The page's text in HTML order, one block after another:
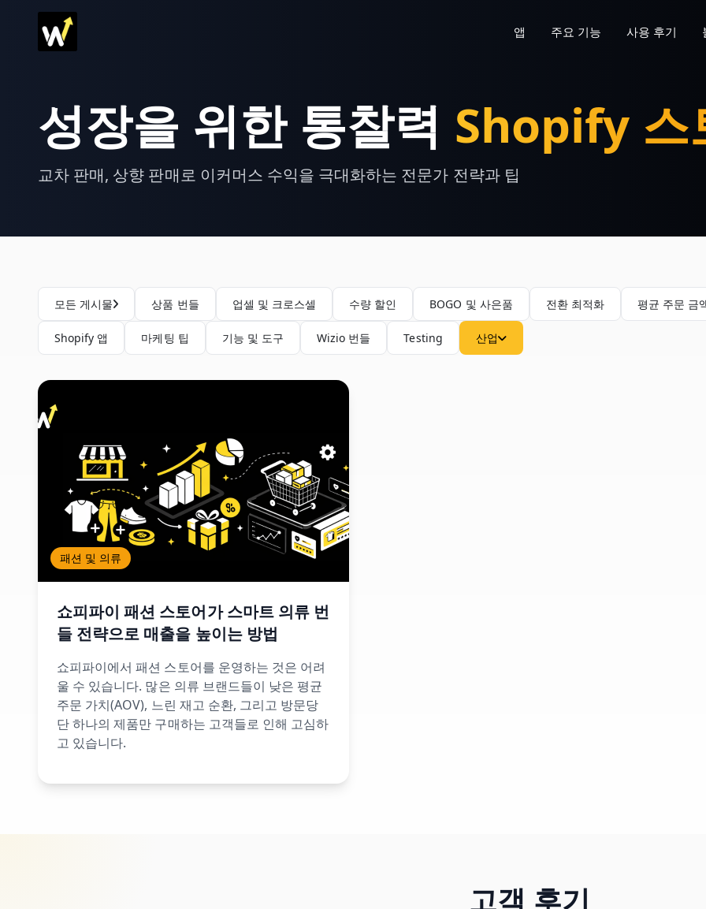
앱 주요 기능 사용 후기
성장을 위한 통찰력 Shopify 스
교차 판매, 상향 판매로 이커머스 수익을 극대화하는 전문가 전략과 팁
모든 게시물 상품 번들 업셀 및 크로스셀 수량 할인 BOGO 및 사은품 전환 최적화 평균 주문 금
Shopify 앱 마케팅 팁 기능 및 도구 Wizio 번들 Testing 산업
패션 및 의류
쇼피파이 패션 스토어가 스마트 의류 번
들 전략으로 매출을 높이는 방법
쇼피파이에서 패션 스토어를 운영하는 것은 어려
울 수 있습니다. 많은 의류 브랜드들이 낮은 평균
주문 가치(AOV), 느린 재고 순환, 그리고 방문당
단 하나의 제품만 구매하는 고객들로 인해 고심하
고 있습니다.
고객 후기